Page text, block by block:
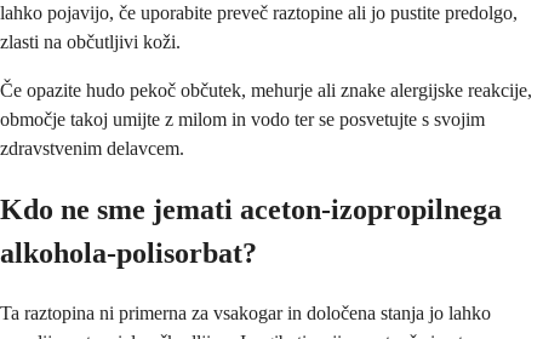
lahko pojavijo, če uporabite preveč raztopine ali jo pustite predolgo,
zlasti na občutljivi koži.
Če opazite hudo pekoč občutek, mehurje ali znake alergijske reakcije,
območje takoj umijte z milom in vodo ter se posvetujte s svojim
zdravstvenim delavcem.
Kdo ne sme jemati aceton-izopropilnega
alkohola-polisorbat?
Ta raztopina ni primerna za vsakogar in določena stanja jo lahko